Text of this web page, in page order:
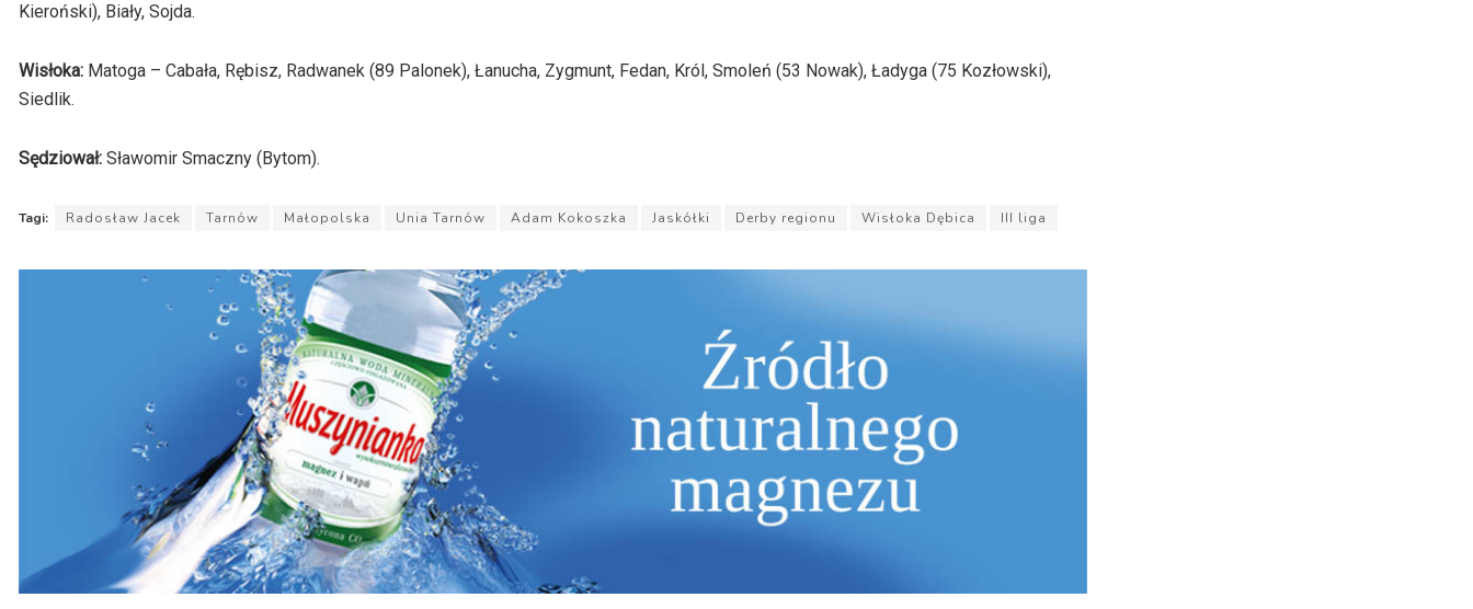
Kieroński), Biały, Sojda.
Wisłoka: Matoga – Cabała, Rębisz, Radwanek (89 Palonek), Łanucha, Zygmunt, Fedan, Król, Smoleń (53 Nowak), Ładyga (75 Kozłowski),
Siedlik.
Sędziował: Sławomir Smaczny (Bytom).
Tagi: Radosław Jacek Tarnów Małopolska Unia Tarnów Adam Kokoszka Jaskółki Derby regionu Wisłoka Dębica III liga